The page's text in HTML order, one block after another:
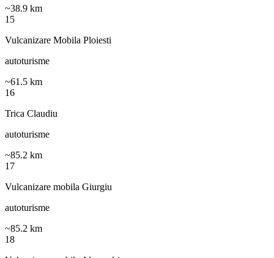
~38.9 km
15
Vulcanizare Mobila Ploiesti
autoturisme
~61.5 km
16
Trica Claudiu
autoturisme
~85.2 km
17
Vulcanizare mobila Giurgiu
autoturisme
~85.2 km
18